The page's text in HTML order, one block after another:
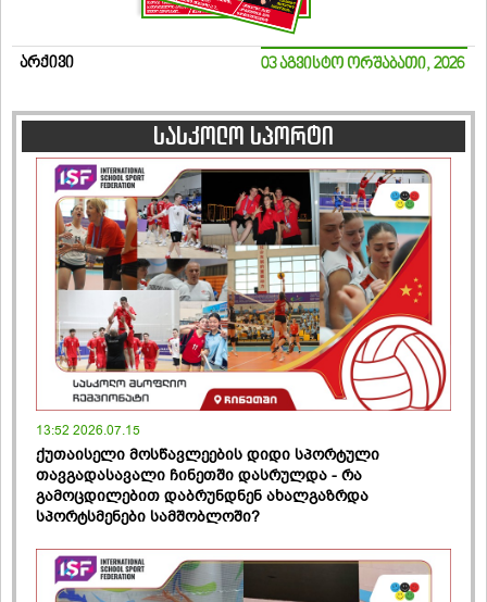
არქივი 03 აგვისტო ორშაბათი, 2026
სასკოლო სპორტი
13:52 2026.07.15
ქუთაისელი მოსწავლეების დიდი სპორტული
თავგადასავალი ჩინეთში დასრულდა - რა
გამოცდილებით დაბრუნდნენ ახალგაზრდა
სპორტსმენები სამშობლოში?